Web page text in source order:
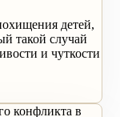
детей,
такой случай
и чуткости